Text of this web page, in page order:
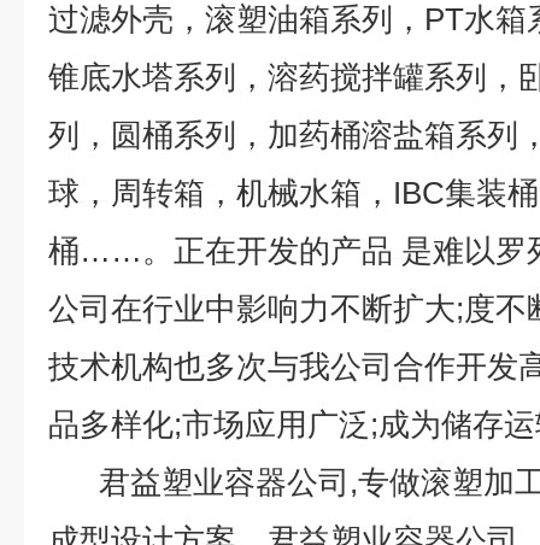
过滤外壳，滚塑油箱系列，PT水
锥底水塔系列，溶药搅拌罐系列，
列，圆桶系列，加药桶溶盐箱系列
球，周转箱，机械水箱，IBC集装
桶……。正在开发的产品 是难以
公司在行业中影响力不断扩大;度
技术机构也多次与我公司合作开发
品多样化;市场应用广泛;成为储存
君益塑业容器公司,专做滚塑加